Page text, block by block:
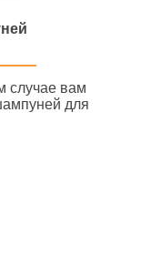
случае вам
для